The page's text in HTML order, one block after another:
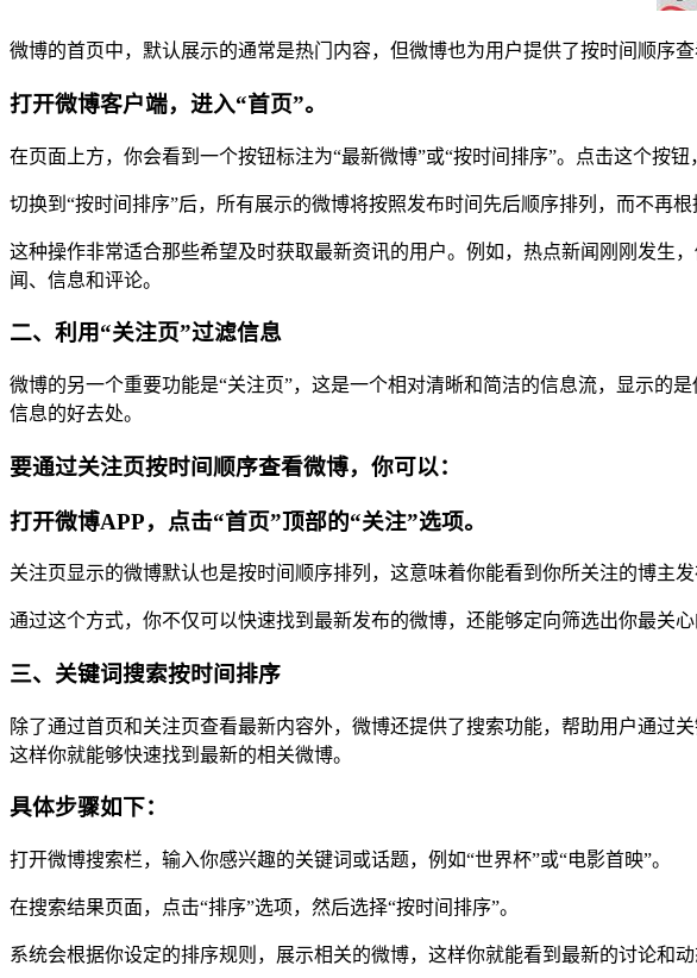
微博的首页中，默认展示的通常是热门内容，但微博也为用户提供了按时间顺序
打开微博客户端，进入“首页”。
在页面上方，你会看到一个按钮标注为“最新微博”或“按时间排序”。点击这个按
切换到“按时间排序”后，所有展示的微博将按照发布时间先后顺序排列，而不再根
这种操作非常适合那些希望及时获取最新资讯的用户。例如，热点新闻刚刚发生
闻、信息和评论。
二、利用“关注页”过滤信息
微博的另一个重要功能是“关注页”，这是一个相对清晰和简洁的信息流，显示的
信息的好去处。
要通过关注页按时间顺序查看微博，你可以：
打开微博APP，点击“首页”顶部的“关注”选项。
关注页显示的微博默认也是按时间顺序排列，这意味着你能看到你所关注的博主
通过这个方式，你不仅可以快速找到最新发布的微博，还能够定向筛选出你最关
三、关键词搜索按时间排序
除了通过首页和关注页查看最新内容外，微博还提供了搜索功能，帮助用户通过
这样你就能够快速找到最新的相关微博。
具体步骤如下：
打开微博搜索栏，输入你感兴趣的关键词或话题，例如“世界杯”或“电影首映”。
在搜索结果页面，点击“排序”选项，然后选择“按时间排序”。
系统会根据你设定的排序规则，展示相关的微博，这样你就能看到最新的讨论和动